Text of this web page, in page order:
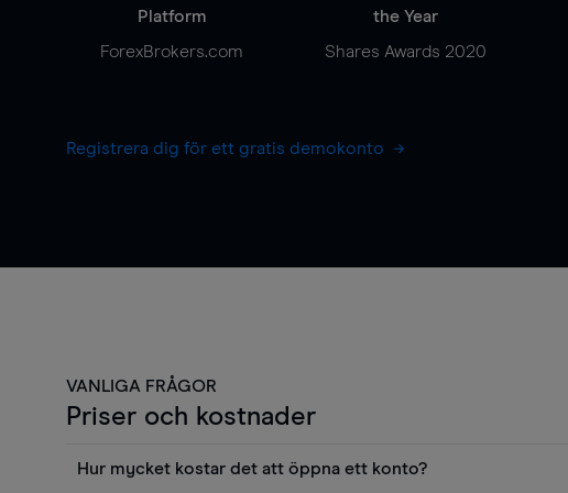
Platform
ForexBrokers.com
the Year
Shares Awards 2020
Registrera dig för ett gratis demokonto
VANLIGA FRÅGOR
Priser och kostnader
Hur mycket kostar det att öppna ett konto?